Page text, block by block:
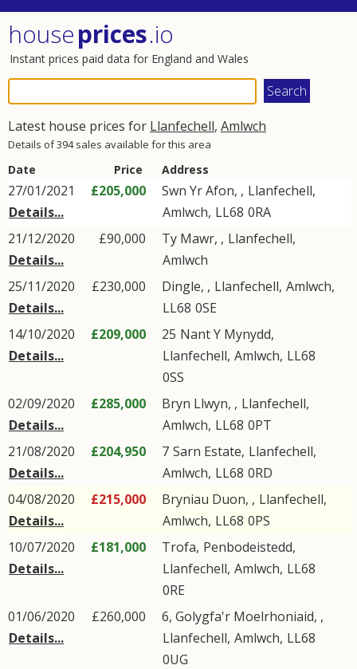
houseprices.io
Instant prices paid data for England and Wales
Latest house prices for Llanfechell, Amlwch
Details of 394 sales available for this area
Date Price Address
27/01/2021
Details...
£205,000 Swn Yr Afon, , Llanfechell,
Amlwch, LL68 0RA
21/12/2020
Details...
£90,000 Ty Mawr, , Llanfechell,
Amlwch
25/11/2020
Details...
£230,000 Dingle, , Llanfechell, Amlwch,
LL68 0SE
14/10/2020
Details...
£209,000 25 Nant Y Mynydd,
Llanfechell, Amlwch, LL68
0SS
02/09/2020
Details...
£285,000 Bryn Llwyn, , Llanfechell,
Amlwch, LL68 0PT
21/08/2020
Details...
£204,950 7 Sarn Estate, Llanfechell,
Amlwch, LL68 0RD
04/08/2020
Details...
£215,000 Bryniau Duon, , Llanfechell,
Amlwch, LL68 0PS
10/07/2020
Details...
£181,000 Trofa, Penbodeistedd,
Llanfechell, Amlwch, LL68
0RE
01/06/2020
Details...
£260,000
6, Golygfa'r Moelrhoniaid, ,
Llanfechell, Amlwch, LL68
0UG